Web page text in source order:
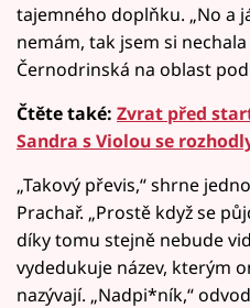
tajemného doplňku. „No a
nemám, tak jsem si
Černodrinská na oblast
Čtěte také: Zvrat před
Sandra s Violou se
„Takový převis,“ shrne
Prachař. „Prostě když se
díky tomu stejně nebude
vydedukuje název, kterým
nazývají. „Nadpi*ník,“